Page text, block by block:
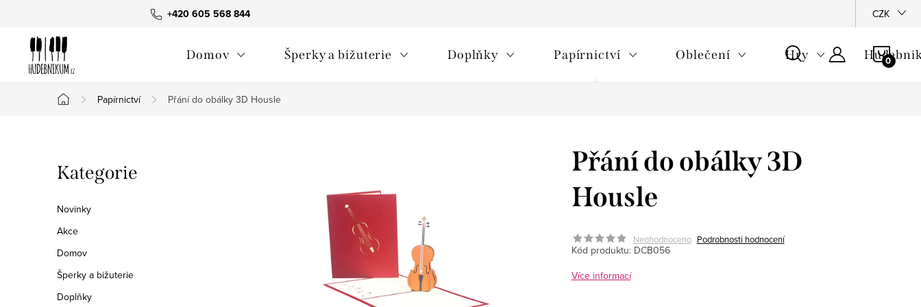
+420 605 568 844 CZK
Domov Šperky a bižuterie Doplňky Papírnictví Oblečení Hry
Domů
Papírnictví Přání do obálky 3D Housle
o
s
t
r
a
Přeskočit
kategorie
Kategorie
Novinky
Akce
Domov
Šperky a bižuterie
Doplňky
Přání do obálky 3D
Housle
Neohodnoceno Podrobnosti hodnocení
Kód produktu: DCB056
Více informací